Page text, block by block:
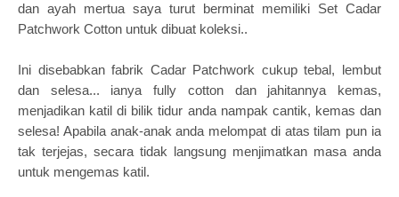
dan ayah mertua saya turut berminat memiliki Set Cadar
Patchwork Cotton untuk dibuat koleksi..
Ini disebabkan fabrik Cadar Patchwork cukup tebal, lembut
dan selesa... ianya fully cotton dan jahitannya kemas,
menjadikan katil di bilik tidur anda nampak cantik, kemas dan
selesa! Apabila anak-anak anda melompat di atas tilam pun ia
tak terjejas, secara tidak langsung menjimatkan masa anda
untuk mengemas katil.